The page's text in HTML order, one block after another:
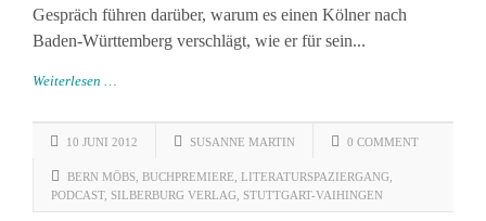
Gespräch führen darüber, warum es einen Kölner nach
Baden-Württemberg verschlägt, wie er für sein...
Weiterlesen …
10 JUNI 2012 SUSANNE MARTIN 0 COMMENT
BERN MÖBS BUCHPREMIERE LITERATURSPAZIERGANG
PODCAST, SILBERBURG VERLAG STUTTGART-VAIHINGEN